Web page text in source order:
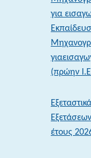
για
(πρώην
έτους